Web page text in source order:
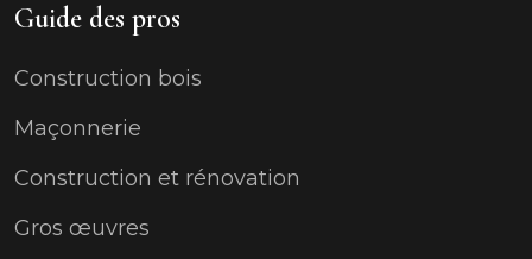
Guide des pros
Construction bois
Maçonnerie
Construction et rénovation
Gros œuvres